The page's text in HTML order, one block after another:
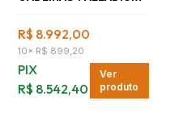
R$ 8.992,00
10× R$ 899,20
PIX
R$ 8.542,40
Ver
produto